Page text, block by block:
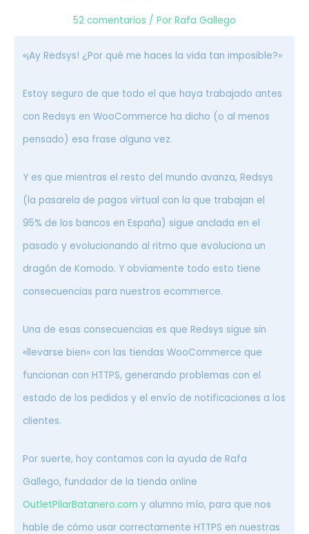
52 comentarios / Por Rafa Gallego
«¡Ay Redsys! ¿Por qué me haces la vida tan imposible?»
Estoy seguro de que todo el que haya trabajado antes
con Redsys en WooCommerce ha dicho (o al menos
pensado) esa frase alguna vez.
Y es que mientras el resto del mundo avanza, Redsys
(la pasarela de pagos virtual con la que trabajan el
95% de los bancos en España) sigue anclada en el
pasado y evolucionando al ritmo que evoluciona un
dragón de Komodo. Y obviamente todo esto tiene
consecuencias para nuestros ecommerce.
Una de esas consecuencias es que Redsys sigue sin
«llevarse bien» con las tiendas WooCommerce que
funcionan con HTTPS, generando problemas con el
estado de los pedidos y el envío de notificaciones a los
clientes.
Por suerte, hoy contamos con la ayuda de Rafa
Gallego, fundador de la tienda online
OutletPilarBatanero.com y alumno mío, para que nos
hable de cómo usar correctamente HTTPS en nuestras